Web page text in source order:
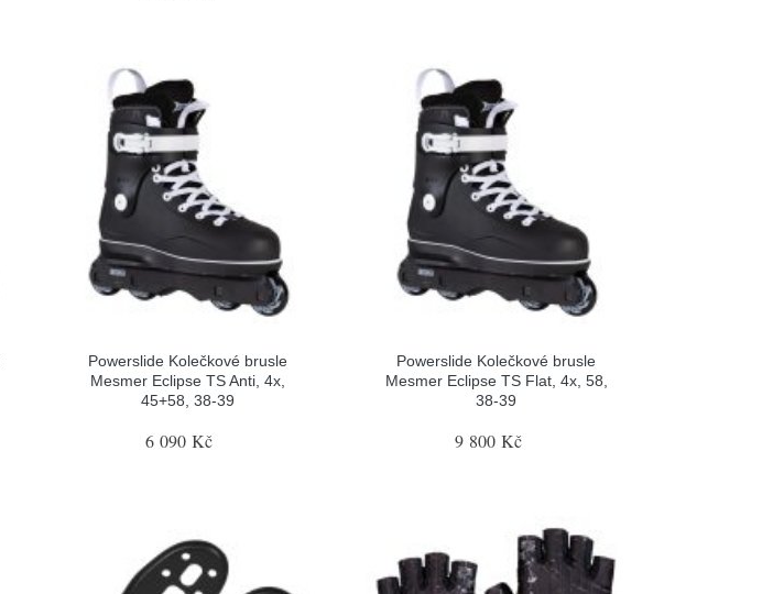
Powerslide Kolečkové brusle
Mesmer Eclipse TS Anti, 4x,
45+58, 38-39
6 090 Kč
Powerslide Kolečkové brusle
Mesmer Eclipse TS Flat, 4x, 58,
38-39
9 800 Kč